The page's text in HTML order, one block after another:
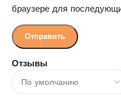
Отзывы
браузере для